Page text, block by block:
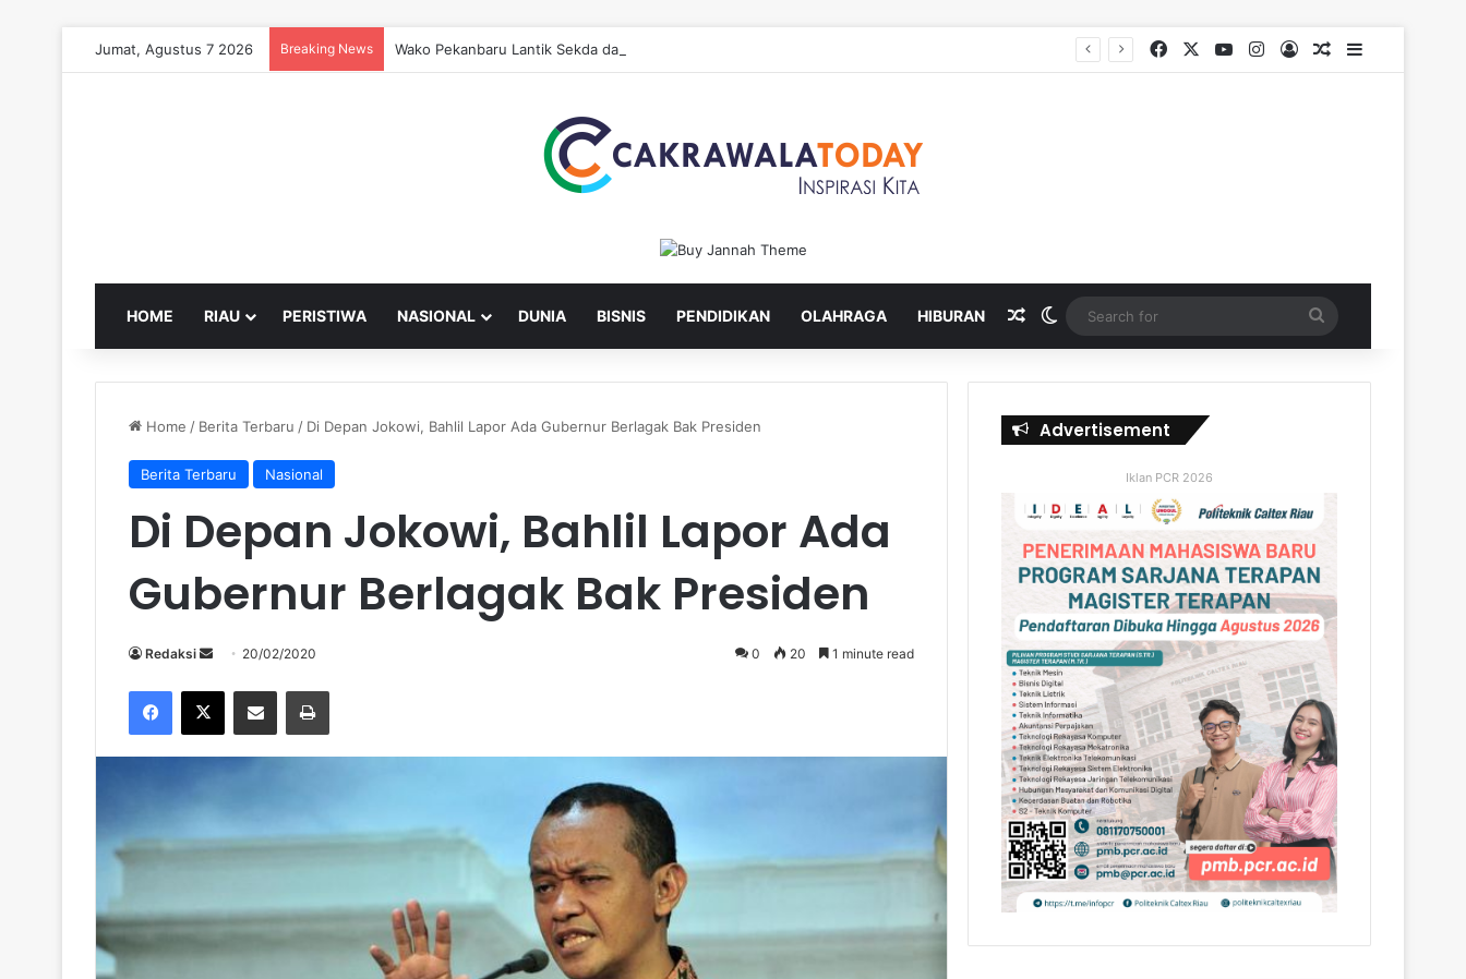
Jumat, Agustus 7 2026 Breaking News Wako Pekanbaru Lantik Sekda dan Enam Pejabat Eselon Lainnya FacebookYouTubeInstagram
Log InRandom Article
Sidebar
HOME RIAU PERISTIWA NASIONAL DUNIA BISNIS PENDIDIKAN OLAHRAGA HIBURAN Random Article
Switch skin
for
Home / Berita Terbaru / Di Depan Jokowi, Bahlil Lapor Ada Gubernur Berlagak Bak Presiden
Berita Terbaru Nasional
Di Depan Jokowi, Bahlil Lapor Ada
Gubernur Berlagak Bak Presiden
Redaksi
Send 20/02/2020 0 20 1 minute read
Facebook
X Share via Email Print
Advertisement
Iklan PCR 2026